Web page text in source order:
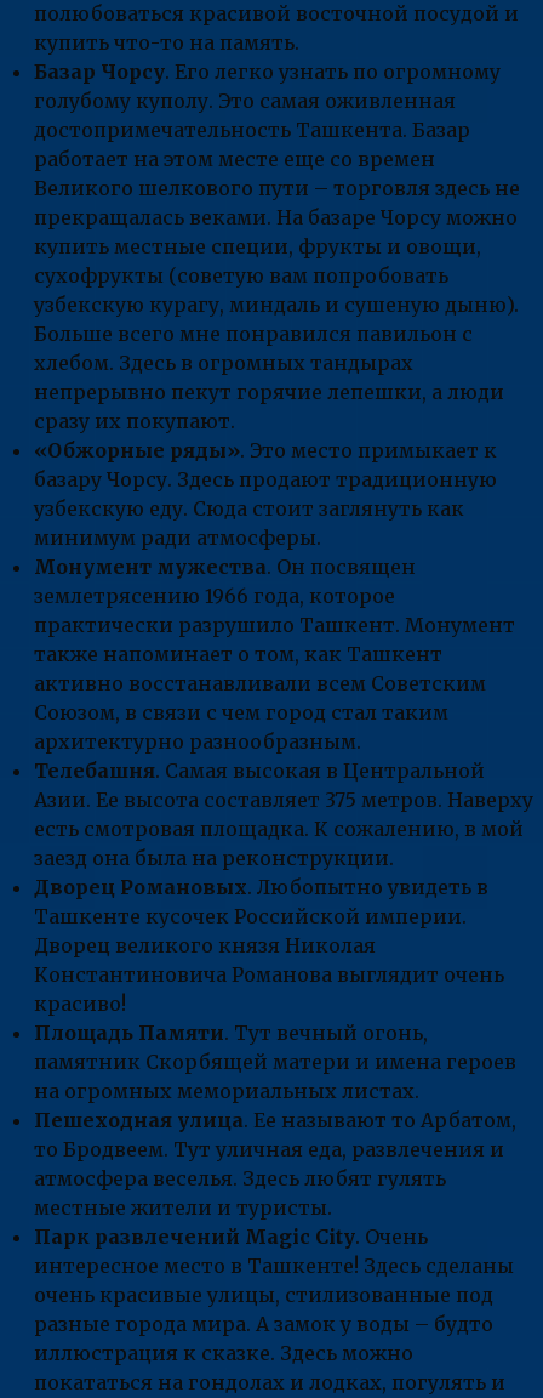
полюбоваться красивой восточной посудой и
купить что-то на память.
Базар Чорсу. Его легко узнать по огромному
голубому куполу. Это самая оживленная
достопримечательность Ташкента. Базар
работает на этом месте еще со времен
Великого шелкового пути – торговля здесь не
прекращалась веками. На базаре Чорсу можно
купить местные специи, фрукты и овощи,
сухофрукты (советую вам попробовать
узбекскую курагу, миндаль и сушеную дыню).
Больше всего мне понравился павильон с
хлебом. Здесь в огромных тандырах
непрерывно пекут горячие лепешки, а люди
сразу их покупают.
«Обжорные ряды». Это место примыкает к
базару Чорсу. Здесь продают традиционную
узбекскую еду. Сюда стоит заглянуть как
минимум ради атмосферы.
Монумент мужества. Он посвящен
землетрясению 1966 года, которое
практически разрушило Ташкент. Монумент
также напоминает о том, как Ташкент
активно восстанавливали всем Советским
Союзом, в связи с чем город стал таким
архитектурно разнообразным.
Телебашня. Самая высокая в Центральной
Азии. Ее высота составляет 375 метров. Наверху
есть смотровая площадка. К сожалению, в мой
заезд она была на реконструкции.
Дворец Романовых. Любопытно увидеть в
Ташкенте кусочек Российской империи.
Дворец великого князя Николая
Константиновича Романова выглядит очень
красиво!
Площадь Памяти. Тут вечный огонь,
памятник Скорбящей матери и имена героев
на огромных мемориальных листах.
Пешеходная улица. Ее называют то Арбатом,
то Бродвеем. Тут уличная еда, развлечения и
атмосфера веселья. Здесь любят гулять
местные жители и туристы.
Парк развлечений Magic City. Очень
интересное место в Ташкенте! Здесь сделаны
очень красивые улицы, стилизованные под
разные города мира. А замок у воды – будто
иллюстрация к сказке. Здесь можно
покататься на гондолах и лодках, погулять и